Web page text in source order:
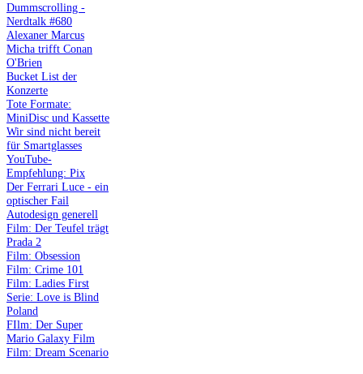
Dummscrolling -
Nerdtalk #680
Alexaner Marcus
Micha trifft Conan
O'Brien
Bucket List der
Konzerte
Tote Formate:
MiniDisc und Kassette
Wir sind nicht bereit
für Smartglasses
YouTube-
Empfehlung: Pix
Der Ferrari Luce - ein
optischer Fail
Autodesign generell
Film: Der Teufel trägt
Prada 2
Film: Obsession
Film: Crime 101
Film: Ladies First
Serie: Love is Blind
Poland
FIlm: Der Super
Mario Galaxy Film
Film: Dream Scenario